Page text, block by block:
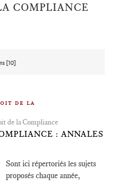
COMPLIANCE
[10]
de la
de la Compliance
: ANNALES
Sont ici répertoriés les sujets
proposés chaque année,